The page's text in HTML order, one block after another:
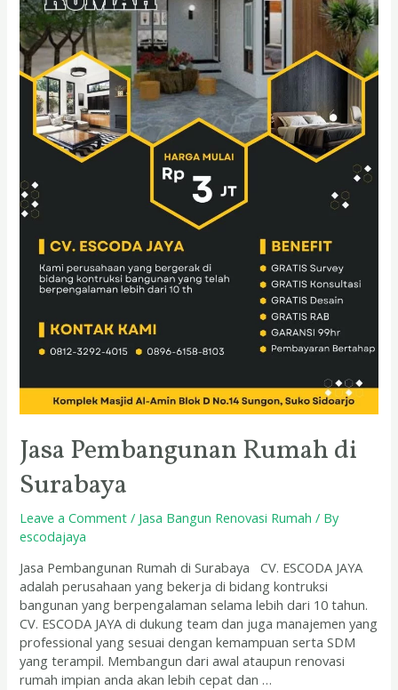
Jasa Pembangunan Rumah di
Surabaya
Leave a Comment / Jasa Bangun Renovasi Rumah / By
escodajaya
Jasa Pembangunan Rumah di Surabaya CV. ESCODA JAYA
adalah perusahaan yang bekerja di bidang kontruksi
bangunan yang berpengalaman selama lebih dari 10 tahun.
CV. ESCODA JAYA di dukung team dan juga manajemen yang
professional yang sesuai dengan kemampuan serta SDM
yang terampil. Membangun dari awal ataupun renovasi
rumah impian anda akan lebih cepat dan …